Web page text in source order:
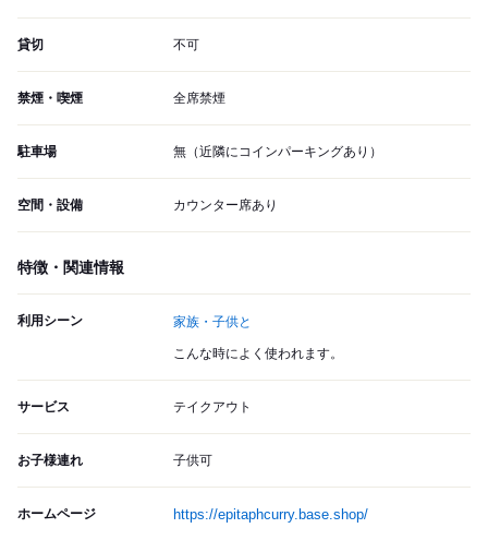
貸切 不可
禁煙・喫煙 全席禁煙
駐車場 無（近隣にコインパーキングあり）
空間・設備 カウンター席あり
特徴・関連情報
利用シーン 家族・子供と
こんな時によく使われます。
サービス テイクアウト
お子様連れ 子供可
ホームページ https://epitaphcurry.base.shop/